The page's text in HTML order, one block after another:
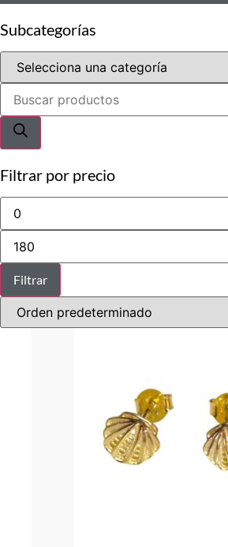
Subcategorías
Búsqueda
productos
Filtrar por precio
Precio
mínimo
Precio
máximo
Filtrar